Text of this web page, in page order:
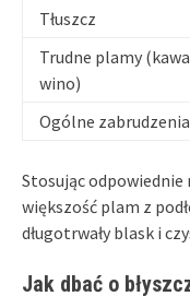
Tłuszcz
Trudne plamy
wino)
Ogólne zabrudzenia
Stosując
większość plam z
długotrwały blask i
Jak dbać o